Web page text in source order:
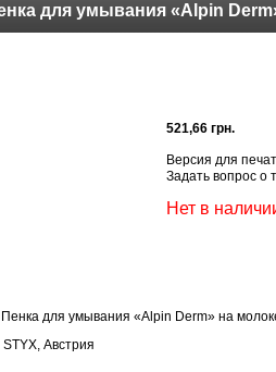
для умывания «Alpin
521,66 грн.
Версия для
Задать вопрос о
Нет в
Пенка для умывания «Alpin Derm» на
STYX, Австрия